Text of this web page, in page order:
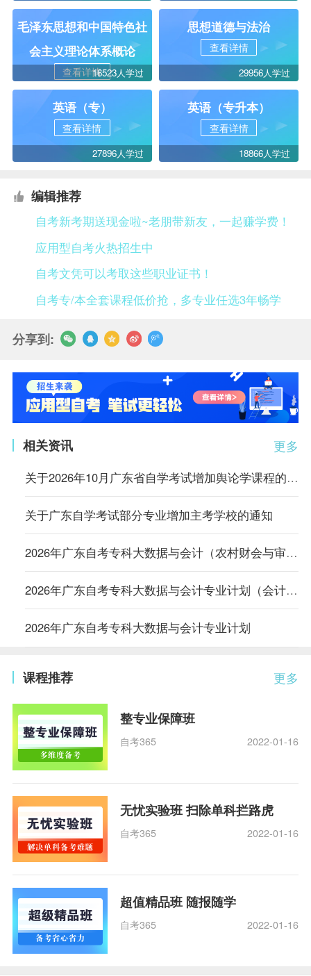
毛泽东思想和中国特色社
会主义理论体系概论
查看详情16523人学过
思想道德与法治
查看详情
29956人学过
英语（专）
查看详情
27896人学过
英语（专升本）
查看详情
18866人学过
编辑推荐
自考新考期送现金啦~老朋带新友，一起赚学费！
应用型自考火热招生中
自考文凭可以考取这些职业证书！
自考专/本全套课程低价抢，多专业任选3年畅学
分享到:
更多
相关资讯
关于2026年10月广东省自学考试增加舆论学课程的通知
关于广东自学考试部分专业增加主考学校的通知
2026年广东自考专科大数据与会计（农村财会与审计）专业计划
2026年广东自考专科大数据与会计专业计划（会计电算化）
2026年广东自考专科大数据与会计专业计划
更多
课程推荐
整专业保障班
自考365 2022-01-16
无忧实验班 扫除单科拦路虎
自考365 2022-01-16
超值精品班 随报随学
自考365 2022-01-16